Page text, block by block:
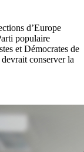
d’Europe
populaire
et Démocrates de
conserver la